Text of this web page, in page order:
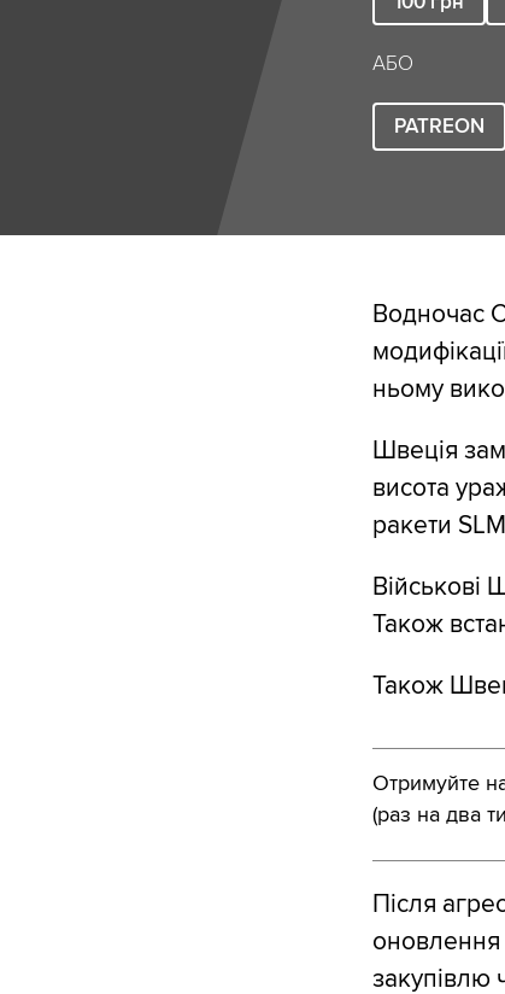
АБО
PATREON
Водночас
ньому
Швеція
висота
ракети
Військові
Також
Також
Отримуйте
(раз на два
Після
оновлення
закупівлю